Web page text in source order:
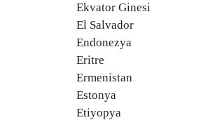
Ekvator Ginesi
El Salvador
Endonezya
Eritre
Ermenistan
Estonya
Etiyopya